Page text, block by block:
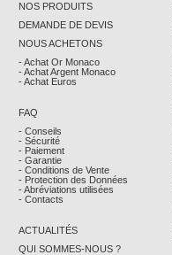
NOS PRODUITS
DEMANDE DE DEVIS
NOUS ACHETONS
- Achat Or Monaco
- Achat Argent Monaco
- Achat Euros
FAQ
- Conseils
- Sécurité
- Paiement
- Garantie
- Conditions de Vente
- Protection des Données
- Abréviations utilisées
- Contacts
ACTUALITÉS
QUI SOMMES-NOUS ?